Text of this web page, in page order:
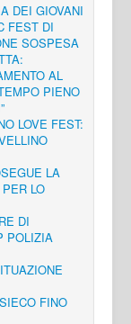
DEI GIOVANI
FEST DI
SOSPESA
AL
PIENO
LOVE FEST:
LA
LO
DI
POLIZIA
FINO